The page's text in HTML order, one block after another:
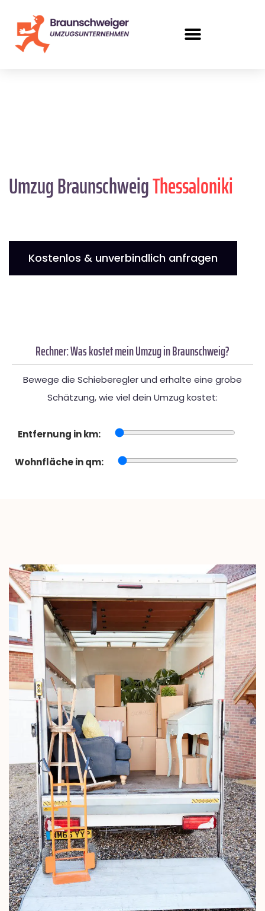
Umzug BraunschweigThessaloniki
Kostenlos & unverbindlich anfragen
Rechner: Was kostet mein Umzug in Braunschweig?
Bewege die Schieberegler und erhalte eine grobe
Schätzung, wie viel dein Umzug kostet:
Entfernung in km:
Wohnfläche in qm: